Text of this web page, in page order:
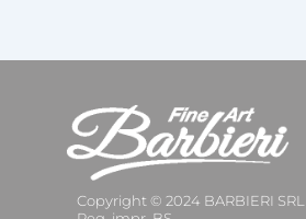
Copyright © 2024 BARBIERI SRL